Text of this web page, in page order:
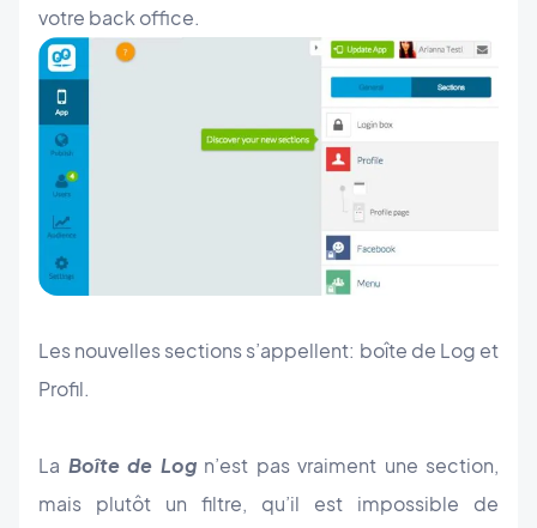
votre back office.
Les nouvelles sections s’appellent: boîte de Log et
Profil.
La Boîte de Logn’est pas vraiment une section,
mais plutôt un filtre, qu’il est impossible de